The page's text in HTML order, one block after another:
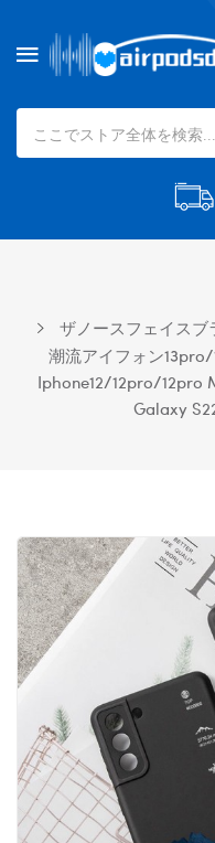
ザノースフェイスブ
潮流アイフォン
Iphone12/12pro/12pro
Galaxy